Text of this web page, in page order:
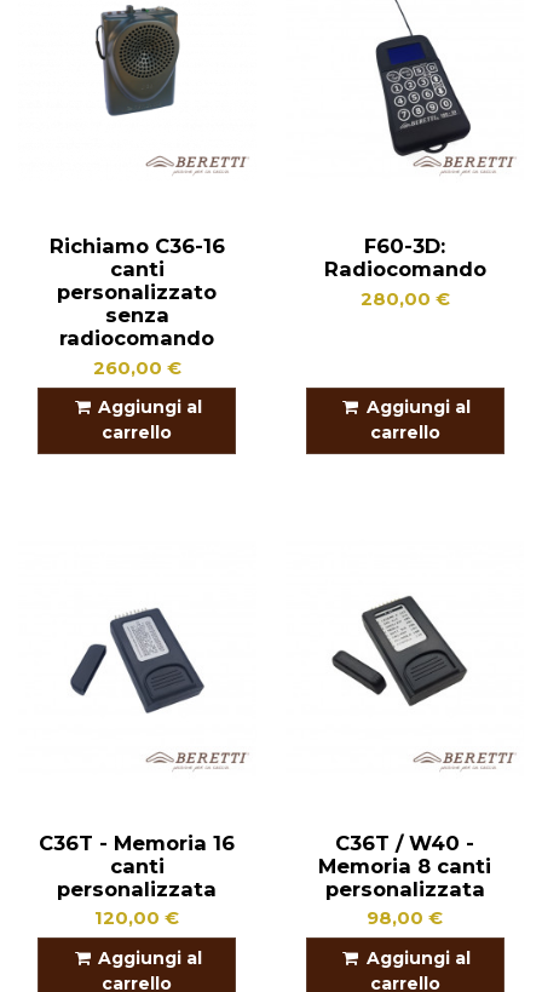
Richiamo C36-16
canti
personalizzato
senza
radiocomando
260,00 €
Aggiungi al
carrello
F60-3D:
Radiocomando
280,00 €
Aggiungi al
carrello
C36T - Memoria 16
canti
personalizzata
120,00 €
Aggiungi al
carrello
C36T / W40 -
Memoria 8 canti
personalizzata
98,00 €
Aggiungi al
carrello